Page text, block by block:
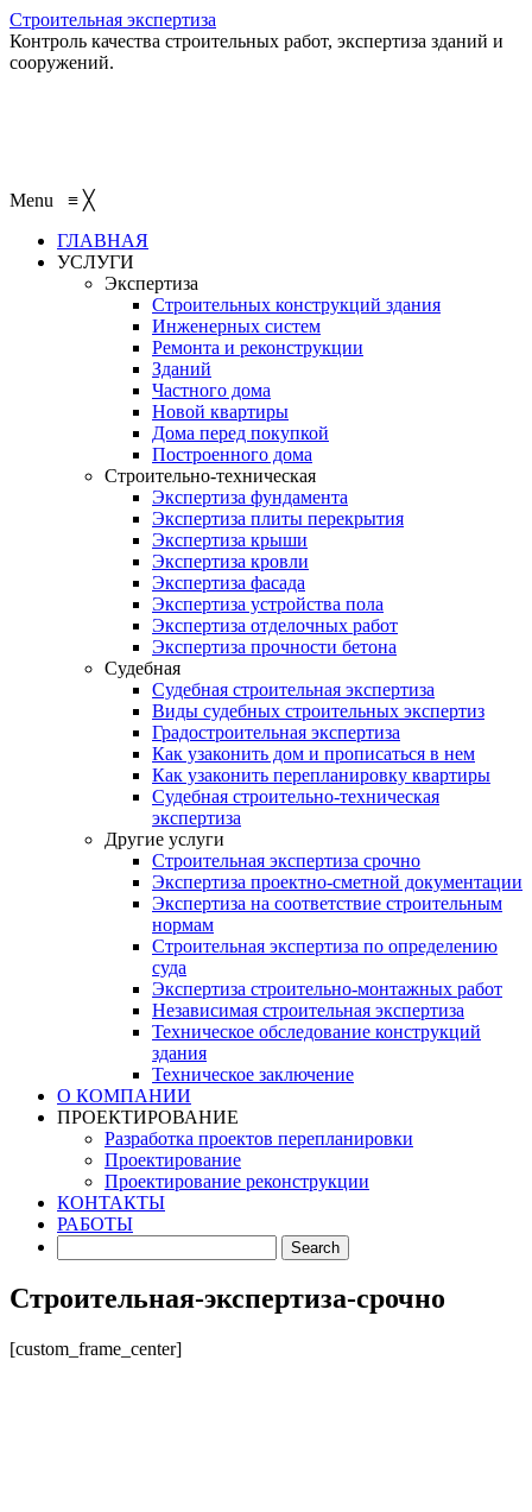
Строительная экспертиза
Контроль качества строительных работ, экспертиза зданий и
сооружений.
Menu ≡ ╳
ГЛАВНАЯ
УСЛУГИ
Экспертиза
Строительных конструкций здания
Инженерных систем
Ремонта и реконструкции
Зданий
Частного дома
Новой квартиры
Дома перед покупкой
Построенного дома
Строительно-техническая
Экспертиза фундамента
Экспертиза плиты перекрытия
Экспертиза крыши
Экспертиза кровли
Экспертиза фасада
Экспертиза устройства пола
Экспертиза отделочных работ
Экспертиза прочности бетона
Судебная
Судебная строительная экспертиза
Виды судебных строительных экспертиз
Градостроительная экспертиза
Как узаконить дом и прописаться в нем
Как узаконить перепланировку квартиры
Судебная строительно-техническая
экспертиза
Другие услуги
Строительная экспертиза срочно
Экспертиза проектно-сметной документации
Экспертиза на соответствие строительным
нормам
Строительная экспертиза по определению
суда
Экспертиза строительно-монтажных работ
Независимая строительная экспертиза
Техническое обследование конструкций
здания
Техническое заключение
О КОМПАНИИ
ПРОЕКТИРОВАНИЕ
Разработка проектов перепланировки
Проектирование
Проектирование реконструкции
КОНТАКТЫ
РАБОТЫ
Строительная-экспертиза-срочно
[custom_frame_center]